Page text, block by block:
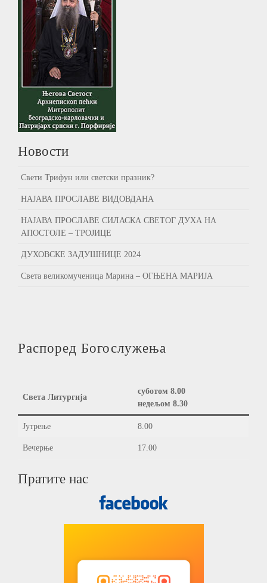
Новости
Свети Трифун или светски празник?
НАЈАВА ПРОСЛАВЕ ВИДОВДАНА
НАЈАВА ПРОСЛАВЕ СИЛАСКА СВЕТОГ ДУХА НА
АПОСТОЛЕ – ТРОЈИЦЕ
ДУХОВСКЕ ЗАДУШНИЦЕ 2024
Света великомученица Марина – ОГЊЕНА МАРИЈА
Распоред Богослужења
Света Литургија
суботом 8.00
недељом 8.30
Јутрење 8.00
Вечерње 17.00
Пратите нас